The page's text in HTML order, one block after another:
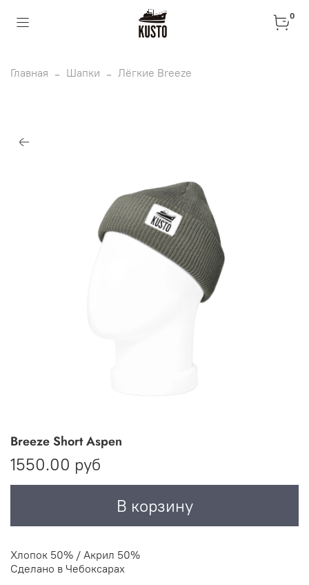
0
Главная Шапки Лёгкие Breeze
Breeze Short Aspen
1550.00 руб
В корзину
Хлопок 50% / Акрил 50%
Сделано в Чебоксарах